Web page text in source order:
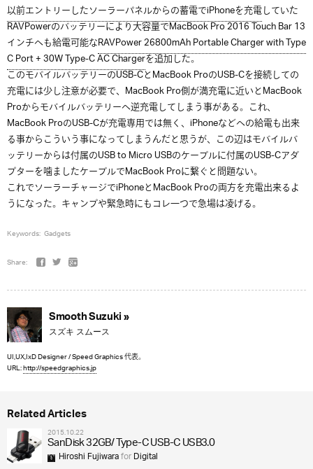
以前エントリーしたソーラーパネルからの蓄電でiPhoneを充電していた
RAVPowerのバッテリーにより大容量でMacBook Pro 2016 Touch Bar 13
インチへも給電可能なRAVPower 26800mAh Portable Charger with Type
C Port + 30W Type-C AC Chargerを追加した。
このモバイルバッテリーのUSB-CとMacBook ProのUSB-Cを接続しての
充電には少し注意が必要で、MacBook Pro側が満充電に近いとMacBook
Proからモバイルバッテリーへ逆充電してしまう事がある。これ、
MacBook ProのUSB-Cが充電専用では無く、iPhoneなどへの給電も出来
る事からこういう事になってしまうんだと思うが、この辺はモバイルバ
ッテリーからは付属のUSB to Micro USBのケーブルに付属のUSB-Cアダ
プターを噛ましたケーブルでMacBook Proに繋ぐと問題ない。
これでソーラーチャージでiPhoneとMacBook Proの両方を充電出来るよ
うになった。キャンプや緊急時にもコレ一つで急場は凌げる。
Keywords: Gadgets
Share:
Smooth Suzuki »
スズキ スムース
UI,UX,IxD Designer / Speed Graphics 代表。
URL:http://speedgraphics.jp
Related Articles
2015.10.22
SanDisk 32GB/ Type-C USB-C USB3.0
Hiroshi FujiwaraforDigital